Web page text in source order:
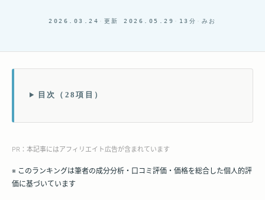
2026.03.24 更新 2026.05.29 13分 みお
目次（28項目）
PR：本記事にはアフィリエイト広告が含まれています
※ このランキングは筆者の成分分析・口コミ評価・価格を総合した個人的評
価に基づいています